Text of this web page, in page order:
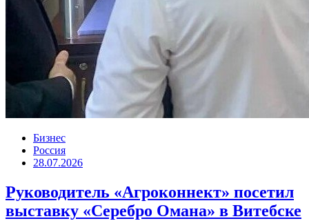
Бизнес
Россия
28.07.2026
Руководитель «Агроконнект» посетил
выставку «Серебро Омана» в Витебске